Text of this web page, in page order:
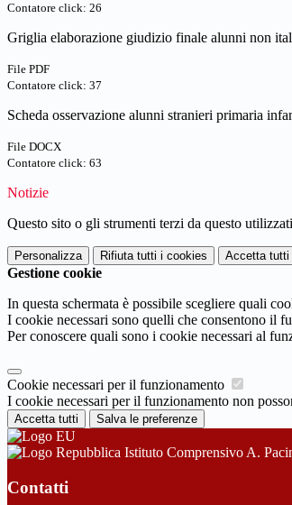
Contatore click: 26
Griglia elaborazione giudizio finale alunni non
File PDF
Contatore click: 37
Scheda osservazione alunni stranieri primaria
File DOCX
Contatore click: 63
Notizie
Questo sito o gli strumenti terzi da questo
Personalizza Rifiuta tutti i cookies Accetta tutti
Gestione cookie
In questa schermata è possibile scegliere quali
I cookie necessari sono quelli che consentono il
Per conoscere quali sono i cookie necessari al
Cookie necessari per il funzionamento
I cookie necessari per il funzionamento non
Accetta tutti Salva le preferenze
Istituto Comprensivo A.
Contatti